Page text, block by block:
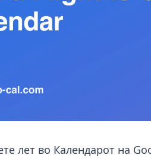
лет во Календарот на